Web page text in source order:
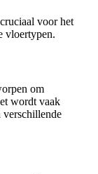
voor het
vloertypen.
om
wordt vaak
verschillende